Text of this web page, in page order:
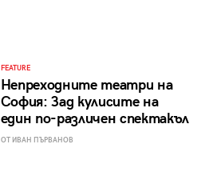
FEATURE
Непреходните театри на
София: Зад кулисите на
един по-различен спектакъл
ОТ ИВАН ПЪРВАНОВ